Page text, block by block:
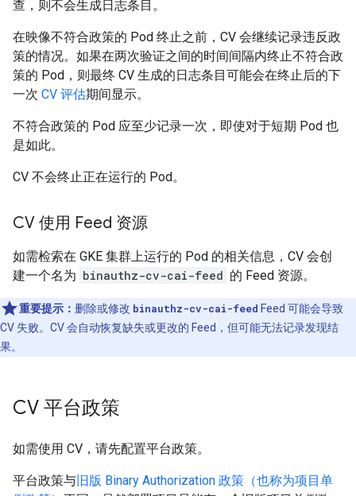
查，则不会生成日志条目。
在映像不符合政策的 Pod 终止之前，CV 会继续记录违反政
策的情况。如果在两次验证之间的时间间隔内终止不符合政
策的 Pod，则最终 CV 生成的日志条目可能会在终止后的下
一次 CV 评估期间显示。
不符合政策的 Pod 应至少记录一次，即使对于短期 Pod 也
是如此。
CV 不会终止正在运行的 Pod。
CV 使用 Feed 资源
如需检索在 GKE 集群上运行的 Pod 的相关信息，CV 会创
建一个名为 binauthz-cv-cai-feed 的 Feed 资源。
重要提示： 删除或修改 binauthz-cv-cai-feed Feed 可能会导致
CV 失败。CV 会自动恢复缺失或更改的 Feed，但可能无法记录发现结
果。
CV 平台政策
如需使用 CV，请先配置平台政策。
平台政策与 旧版 Binary Authorization 政策（也称为项目单